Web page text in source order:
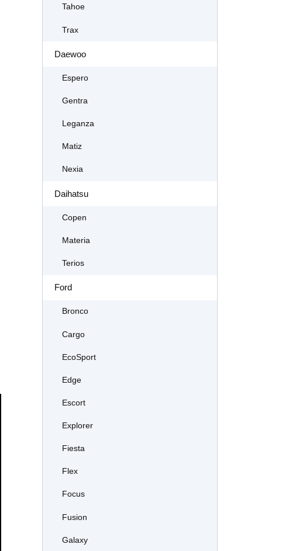
Tahoe
Trax
Daewoo
Espero
Gentra
Leganza
Matiz
Nexia
Daihatsu
Copen
Materia
Terios
Ford
Bronco
Cargo
EcoSport
Edge
Escort
Explorer
Fiesta
Flex
Focus
Fusion
Galaxy